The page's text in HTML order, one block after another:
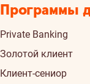
Программы
Private Banking
Золотой клиент
Клиент-сениор